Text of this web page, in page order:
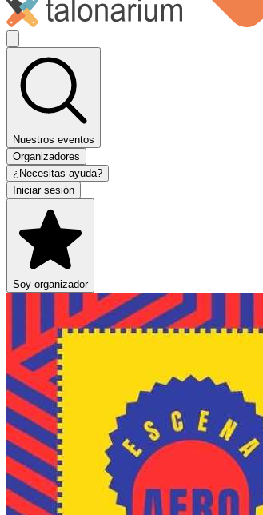
Nuestros eventos
Organizadores
¿Necesitas ayuda?
Iniciar sesión
Soy organizador